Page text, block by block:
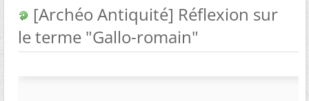
[Archéo Antiquité] Réflexion sur
le terme "Gallo-romain"